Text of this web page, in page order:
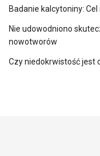
Badanie kalcytoniny:
Nie udowodniono
nowotworów
Czy niedokrwistość jest